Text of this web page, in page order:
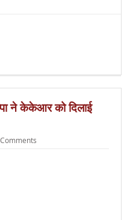
ने केकेआर को दिलाई